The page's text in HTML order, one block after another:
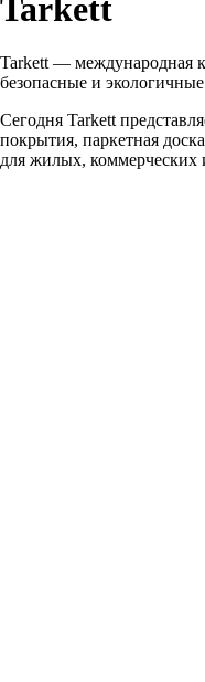
Tarkett
Tarkett — международная
безопасные и
Сегодня Tarkett
покрытия, паркетная
для жилых, коммерческих